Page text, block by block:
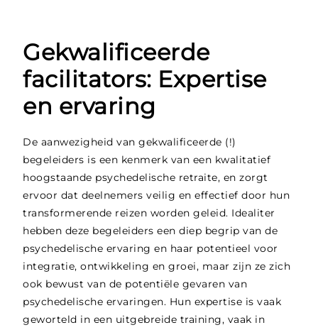
Gekwalificeerde
facilitators: Expertise
en ervaring
De aanwezigheid van gekwalificeerde (!)
begeleiders is een kenmerk van een kwalitatief
hoogstaande psychedelische retraite, en zorgt
ervoor dat deelnemers veilig en effectief door hun
transformerende reizen worden geleid. Idealiter
hebben deze begeleiders een diep begrip van de
psychedelische ervaring en haar potentieel voor
integratie, ontwikkeling en groei, maar zijn ze zich
ook bewust van de potentiële gevaren van
psychedelische ervaringen. Hun expertise is vaak
geworteld in een uitgebreide training, vaak in